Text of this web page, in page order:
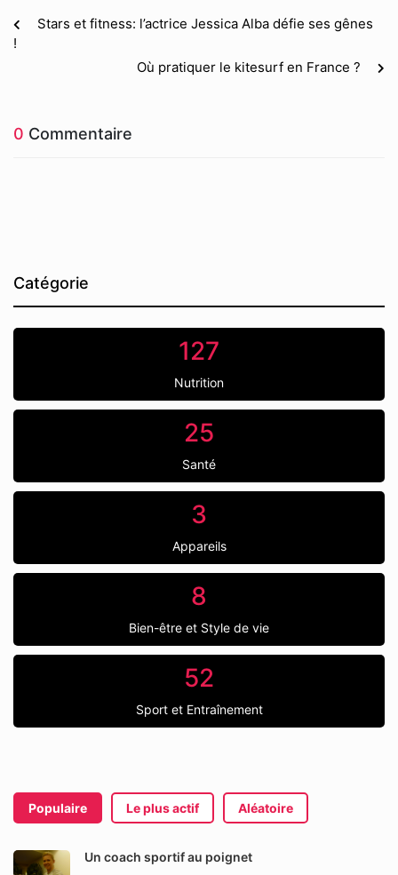
Stars et fitness: l’actrice Jessica Alba défie ses gênes
!
Où pratiquer le kitesurf en France ?
0 Commentaire
Catégorie
127
Nutrition
25
Santé
3
Appareils
8
Bien-être et Style de vie
52
Sport et Entraînement
Populaire Le plus actif Aléatoire
Un coach sportif au poignet